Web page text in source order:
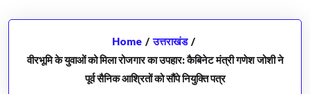
Home / उत्तराखंड /
वीरभूमि के युवाओं को मिला रोजगार का उपहार: कैबिनेट मंत्री गणेश जोशी ने
पूर्व सैनिक आश्रितों को सौंपे नियुक्ति पत्र